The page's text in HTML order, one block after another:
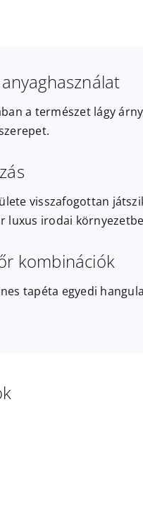
a természet lágy
visszafogottan
luxus irodai
kombinációk
tapéta egyedi